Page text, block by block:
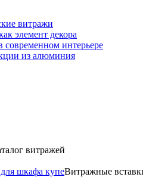
витражи
элемент декора
современном интерьере
из алюминия
витражей
шкафа купеВитражные